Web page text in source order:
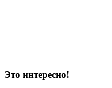
Это интересно!